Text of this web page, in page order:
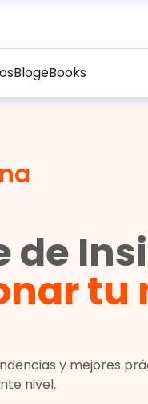
BlogeBooks
de
tu
y mejores
nivel.